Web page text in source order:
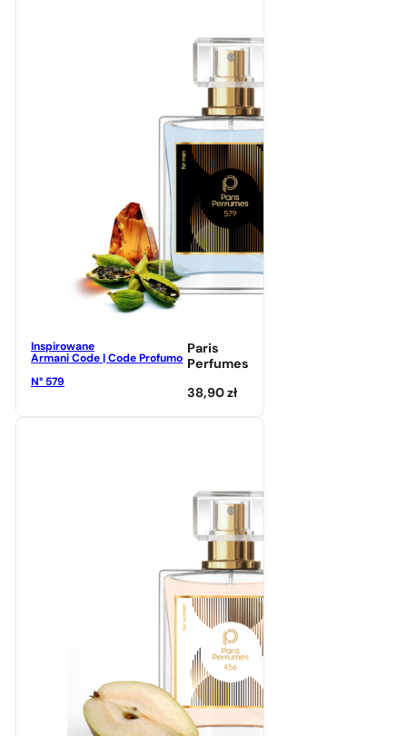
Inspirowane
Armani Code | Code Profumo
N° 579
Paris
Perfumes
38,90zł